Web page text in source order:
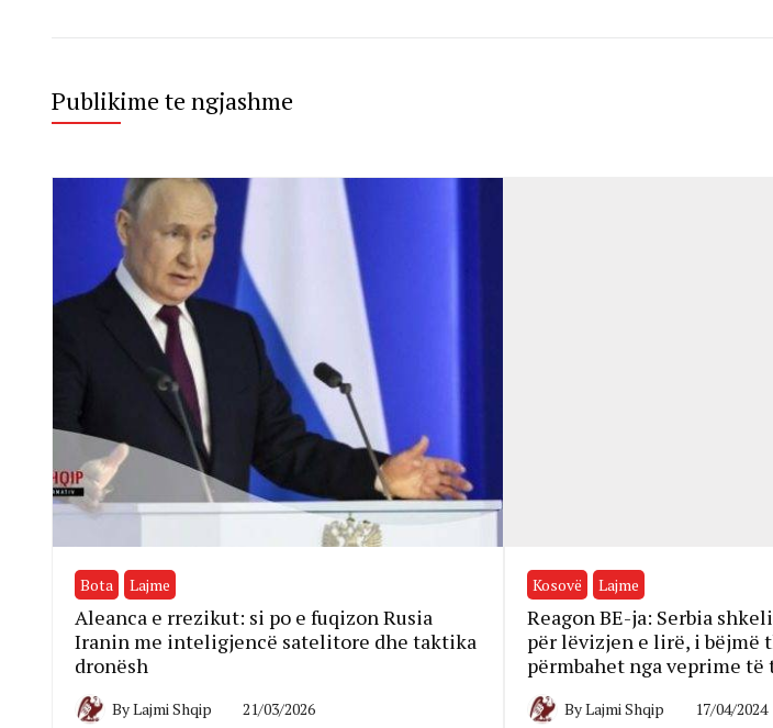
Publikime te ngjashme
Bota Lajme
Aleanca e rrezikut: si po e fuqizon Rusia
Iranin me inteligjencë satelitore dhe taktika
dronësh
ByLajmi Shqip 21/03/2026
Kosovë Lajme
Reagon BE-ja: Serbia
për lëvizjen e lirë, i bëjmë
përmbahet nga veprime
ByLajmi Shqip 17/04/2024